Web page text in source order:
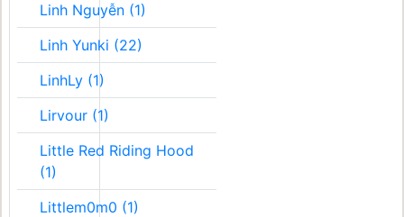
Linh Nguyễn (1)
Linh Yunki (22)
LinhLy (1)
Lirvour (1)
Little Red Riding Hood
(1)
Littlem0m0 (1)